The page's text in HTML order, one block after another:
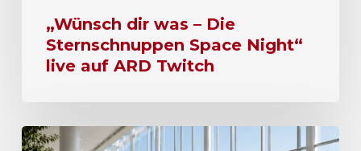
„Wünsch dir was – Die
Sternschnuppen Space Night“
live auf ARD Twitch